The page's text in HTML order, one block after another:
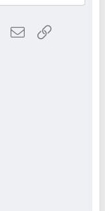
WhatsApp
E-Mail